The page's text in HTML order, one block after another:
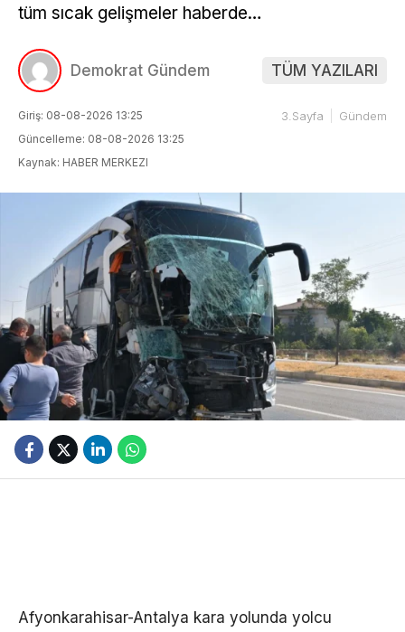
tüm sıcak gelişmeler haberde…
Demokrat Gündem TÜM YAZILARI
Giriş: 08-08-2026 13:25
Güncelleme: 08-08-2026 13:25
Kaynak: HABER MERKEZI
3.Sayfa Gündem
Afyonkarahisar-Antalya kara yolunda yolcu